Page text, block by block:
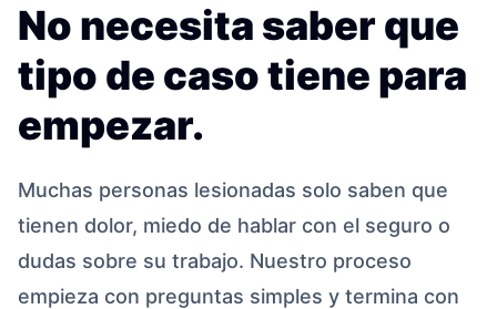
No necesita saber que
tipo de caso tiene para
empezar.
Muchas personas lesionadas solo saben que
tienen dolor, miedo de hablar con el seguro o
dudas sobre su trabajo. Nuestro proceso
empieza con preguntas simples y termina con